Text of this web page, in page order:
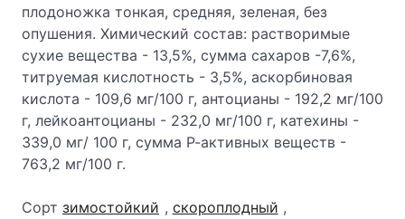
плодоножка тонкая, средняя, зеленая, без
опушения. Химический состав: растворимые
сухие вещества - 13,5%, сумма сахаров -7,6%,
титруемая кислотность - 3,5%, аскорбиновая
кислота - 109,6 мг/100 г, антоцианы - 192,2 мг/100
г, лейкоантоцианы - 232,0 мг/100 г, катехины -
339,0 мг/ 100 г, сумма Р-активных веществ -
763,2 мг/100 г.
Сорт зимостойкий , скороплодный ,